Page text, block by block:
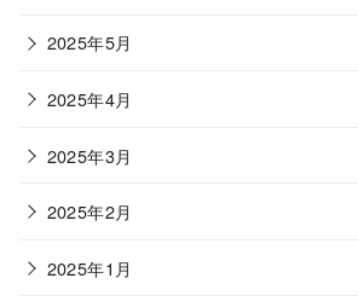
2025年5月
2025年4月
2025年3月
2025年2月
2025年1月